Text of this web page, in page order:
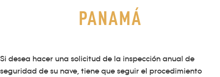
PANAMÁ
Si desea hacer una solicitud de la inspección anual de
seguridad de su nave, tiene que seguir el procedimiento